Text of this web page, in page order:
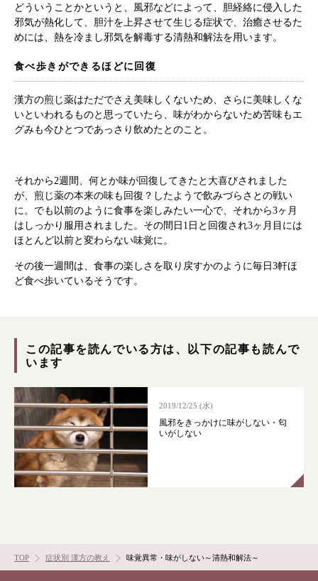
漢方みず堂とは
お知らせ イベント・講座
漢方を知る
どういうことかというと、風邪などによって、胆経絡に侵入した
邪気が熱化して、胆汁を上昇させて生じる症状で、治癒させるた
めには、熱を冷まし邪気を解毒する清熱和解法を用います。
食べ歩きができるほどに回復
漢方の煎じ薬はただでさえ美味しくないため、さらに美味しくな
いといわれるものと思っていたら、味がわからないため苦味もエ
グみも今ひとつであっさり飲めたとのこと。
それから2週間、何とか味が回復してきたと大喜びされました
が、煎じ薬の本来の味も回復？したようで飲みづらさとの戦い
に。でも以前のように食事を楽しみたい一心で、それから3ヶ月
はしっかり服用されました。その間日1日と回復され3ヶ月目には
ほとんど以前と変わらない味覚に。
その後一週間は、食事の楽しさを取り戻すかのように毎日3軒ほ
ど食べ歩いているそうです。
この記事を読んでいる方は、以下の記事も読んで
います
2019/12/25 (水)
風邪をきっかけに味がしない・匂
いがしない
TOP 症状別 漢方の教え 味覚異常・味がしない～清熱和解法～